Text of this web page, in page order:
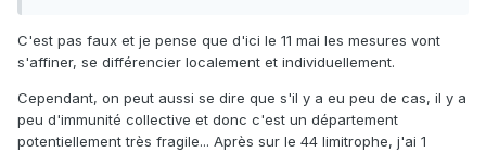
C'est pas faux et je pense que d'ici le 11 mai les mesures vont
s'affiner, se différencier localement et individuellement.
Cependant, on peut aussi se dire que s'il y a eu peu de cas, il y a
peu d'immunité collective et donc c'est un département
potentiellement très fragile... Après sur le 44 limitrophe, j'ai 1